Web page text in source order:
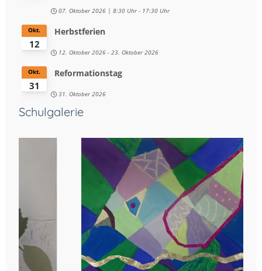
07. Oktober 2026 8:30 Uhr - 17:30 Uhr
12
Okt. Herbstferien
12. Oktober 2026 - 23. Oktober 2026
31
Okt. Reformationstag
31. Oktober 2026
Schulgalerie